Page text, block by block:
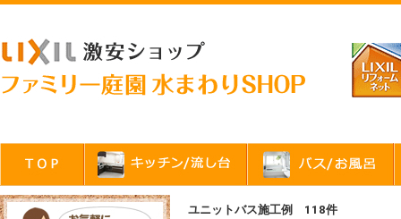
ユニットバス施工例 118件